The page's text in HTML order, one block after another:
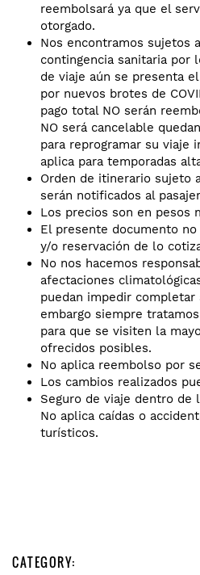
reembolsará ya que el
otorgado.
Nos encontramos sujetos
contingencia sanitaria por
de viaje aún se presenta
por nuevos brotes de
pago total NO serán
NO será cancelable
para reprogramar su viaje
aplica para temporadas
Orden de itinerario sujeto
serán notificados al
Los precios son en pesos
El presente documento
y/o reservación de lo
No nos hacemos
afectaciones
puedan impedir completar
embargo siempre
para que se visiten la
ofrecidos posibles.
No aplica reembolso por
Los cambios realizados
Seguro de viaje dentro de
No aplica caídas o
turísticos.
CATEGORY: